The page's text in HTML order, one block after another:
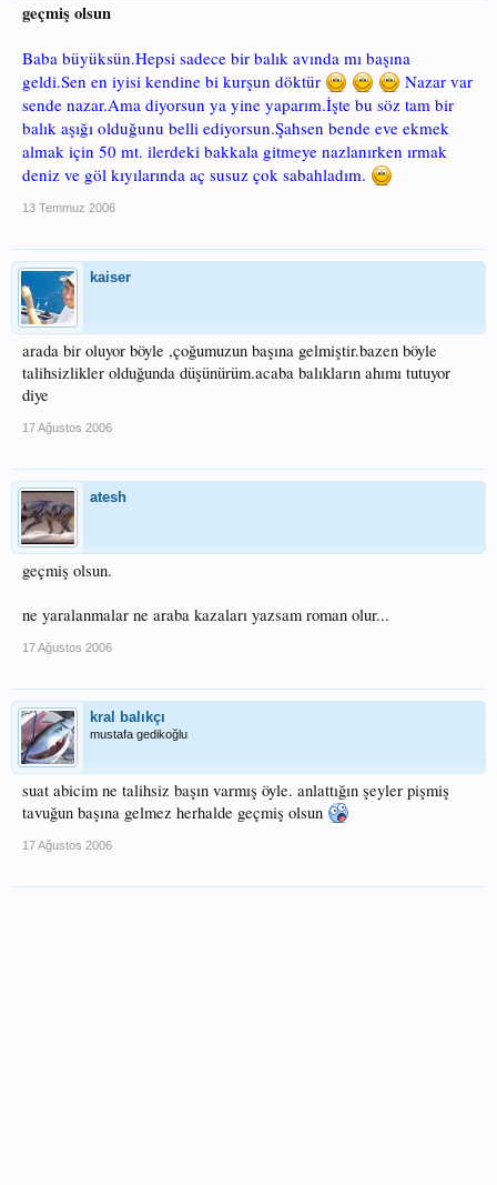
geçmiş olsun
Baba büyüksün.Hepsi sadece bir balık avında mı başına
geldi.Sen en iyisi kendine bi kurşun döktür
Nazar var
sende nazar.Ama diyorsun ya yine yaparım.İşte bu söz tam bir
balık aşığı olduğunu belli ediyorsun.Şahsen bende eve ekmek
almak için 50 mt. ilerdeki bakkala gitmeye nazlanırken ırmak
deniz ve göl kıyılarında aç susuz çok sabahladım.
13 Temmuz 2006
kaiser
arada bir oluyor böyle ,çoğumuzun başına gelmiştir.bazen böyle
talihsizlikler olduğunda düşünürüm.acaba balıkların ahımı tutuyor
diye
17 Ağustos 2006
atesh
geçmiş olsun.
ne yaralanmalar ne araba kazaları yazsam roman olur...
17 Ağustos 2006
kral balıkçı
mustafa gedikoğlu
suat abicim ne talihsiz başın varmış öyle. anlattığın şeyler pişmiş
tavuğun başına gelmez herhalde geçmiş olsun
17 Ağustos 2006